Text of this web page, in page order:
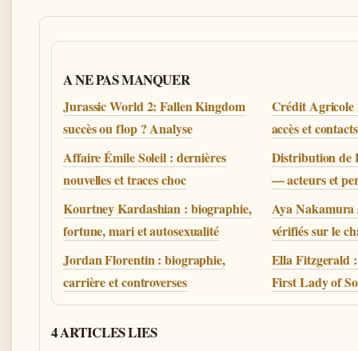
A NE PAS MANQUER
Jurassic World 2: Fallen Kingdom
succès ou flop ? Analyse
Crédit Agricole
accès et contacts
Affaire Émile Soleil : dernières
nouvelles et traces choc
Distribution de
— acteurs et
Kourtney Kardashian : biographie,
fortune, mari et autosexualité
Aya Nakamura
vérifiés sur le
Jordan Florentin : biographie,
carrière et controverses
Ella Fitzgerald
First Lady of
4 ARTICLES LIES